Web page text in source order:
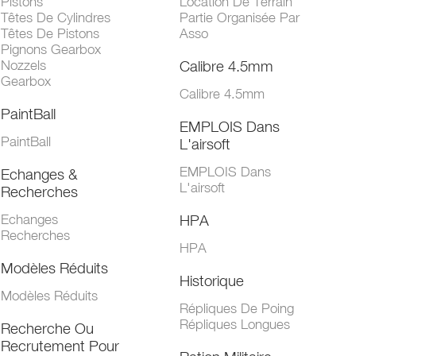
Têtes De Cylindres
Têtes De Pistons
Pignons Gearbox
Nozzels
Gearbox
PaintBall
PaintBall
Echanges &
Recherches
Echanges
Recherches
Modèles Réduits
Modèles Réduits
Recherche Ou
Recrutement Pour
Partie Organisée Par
Asso
Calibre 4.5mm
Calibre 4.5mm
EMPLOIS Dans
L'airsoft
EMPLOIS Dans
L'airsoft
HPA
HPA
Historique
Répliques De Poing
Répliques Longues